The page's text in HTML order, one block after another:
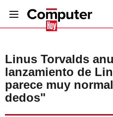
Linus Torvalds
lanzamiento de
parece muy
dedos"